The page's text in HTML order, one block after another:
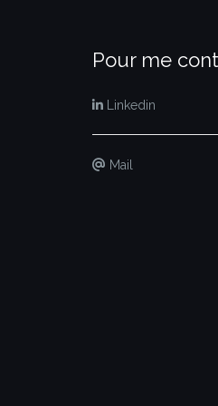
Pour me
Linkedin
Mail